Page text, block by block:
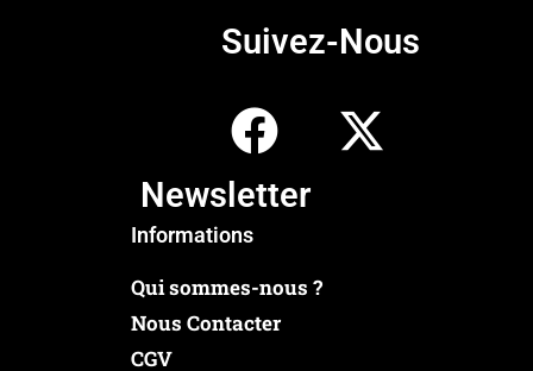
Suivez-Nous
Newsletter
Informations
Qui sommes-nous ?
Nous Contacter
CGV